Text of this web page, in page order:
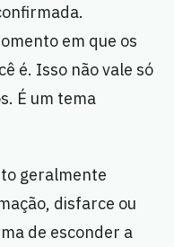
em que os
é. Isso não vale só
É um tema
geralmente
disfarce ou
de esconder a